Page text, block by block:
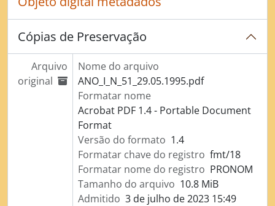
Cópias de Preservação
Arquivo
original
Nome do arquivo
ANO_I_N_51_29.05.1995.pdf
Formatar nome
Acrobat PDF 1.4 - Portable Document
Format
Versão do formato 1.4
Formatar chave do registro fmt/18
Formatar nome do registro PRONOM
Tamanho do arquivo 10.8 MiB
Admitido 3 de julho de 2023 15:49